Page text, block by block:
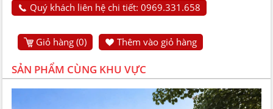
Quý khách liên hệ chi tiết: 0969.331.658
Giỏ hàng (0) Thêm vào giỏ hàng
SẢN PHẨM CÙNG KHU VỰC